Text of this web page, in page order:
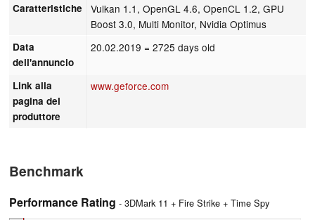
Caratteristiche
Vulkan 1.1, OpenGL 4.6, OpenCL 1.2, GPU
Boost 3.0, Multi Monitor, Nvidia Optimus
Data
dell'annuncio
20.02.2019 = 2725 days old
Link alla
pagina del
produttore
www.geforce.com
Benchmark
Performance Rating - 3DMark 11 + Fire Strike + Time Spy